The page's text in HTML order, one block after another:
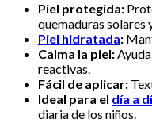
Piel protegida:
quemaduras solares
Piel hidratada:
Calma la piel:
reactivas.
Fácil de aplicar:
Ideal para el día a
diaria de los niños.